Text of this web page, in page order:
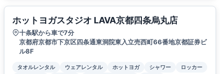
ホットヨガスタジオ LAVA京都四条烏丸店
十条駅から車で7分
京都府京都市下京区四条通東洞院東入立売西町66番地京都証券ビ
ル8F
タオルレンタル ウェアレンタル ホットヨガ シャワー
ロッカー